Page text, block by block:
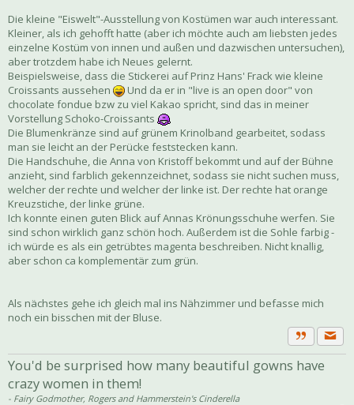
Die kleine "Eiswelt"-Ausstellung von Kostümen war auch interessant.
Kleiner, als ich gehofft hatte (aber ich möchte auch am liebsten jedes
einzelne Kostüm von innen und außen und dazwischen untersuchen),
aber trotzdem habe ich Neues gelernt.
Beispielsweise, dass die Stickerei auf Prinz Hans' Frack wie kleine
Croissants aussehen
Und da er in "live is an open door" von
chocolate fondue bzw zu viel Kakao spricht, sind das in meiner
Vorstellung Schoko-Croissants
Die Blumenkränze sind auf grünem Krinolband gearbeitet, sodass
man sie leicht an der Perücke feststecken kann.
Die Handschuhe, die Anna von Kristoff bekommt und auf der Bühne
anzieht, sind farblich gekennzeichnet, sodass sie nicht suchen muss,
welcher der rechte und welcher der linke ist. Der rechte hat orange
Kreuzstiche, der linke grüne.
Ich konnte einen guten Blick auf Annas Krönungsschuhe werfen. Sie
sind schon wirklich ganz schön hoch. Außerdem ist die Sohle farbig -
ich würde es als ein getrübtes magenta beschreiben. Nicht knallig,
aber schon ca komplementär zum grün.
Als nächstes gehe ich gleich mal ins Nähzimmer und befasse mich
noch ein bisschen mit der Bluse.
Zitat
You'd be surprised how many beautiful gowns have
crazy women in them!
- Fairy Godmother, Rogers and Hammerstein's Cinderella